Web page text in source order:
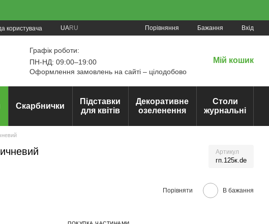
користувача UARU Порівняння Бажання Вхід
Графік роботи:
ПН-НД: 09:00–19:00
Оформлення замовлень на сайті – цілодобово
Мій кошик
Скарбнички
Підставки
для квітів
Декоративне
озеленення
Столи
журнальні
Артикул
гп.125к.de
Порівняти В бажання